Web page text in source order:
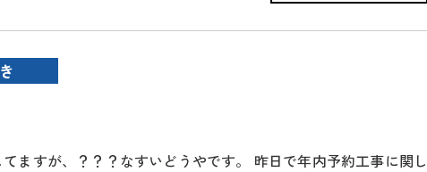
ますが、？？？なすいどうやです。 昨日で年内予約工事に関し